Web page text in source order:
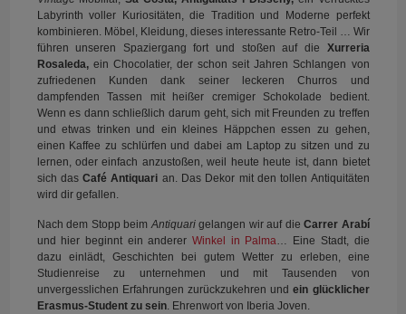
Labyrinth voller Kuriositäten, die Tradition und Moderne perfekt
kombinieren. Möbel, Kleidung, dieses interessante Retro-Teil … Wir
führen unseren Spaziergang fort und stoßen auf die Xurreria
Rosaleda, ein Chocolatier, der schon seit Jahren Schlangen von
zufriedenen Kunden dank seiner leckeren Churros und
dampfenden Tassen mit heißer cremiger Schokolade bedient.
Wenn es dann schließlich darum geht, sich mit Freunden zu treffen
und etwas trinken und ein kleines Häppchen essen zu gehen,
einen Kaffee zu schlürfen und dabei am Laptop zu sitzen und zu
lernen, oder einfach anzustoßen, weil heute heute ist, dann bietet
sich dasCafé Antiquari an. Das Dekor mit den tollen Antiquitäten
wird dir gefallen.
Nach dem Stopp beimAntiquarigelangen wir auf die Carrer Arabí
und hier beginnt ein anderer Winkel in Palma… Eine Stadt, die
dazu einlädt, Geschichten bei gutem Wetter zu erleben, eine
Studienreise zu unternehmen und mit Tausenden von
unvergesslichen Erfahrungen zurückzukehren undein glücklicher
Erasmus-Student zu sein. Ehrenwort von Iberia Joven.